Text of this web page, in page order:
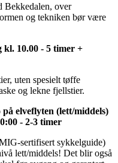
Bekkedalen, over
og tekniken bør være
10.00 - 5 timer +
uten spesielt tøffe
og lekne fjellstier.
elveflyten (lett/middels)
- 2-3 timer
sertifisert sykkelguide)
lett/middels! Det blir også